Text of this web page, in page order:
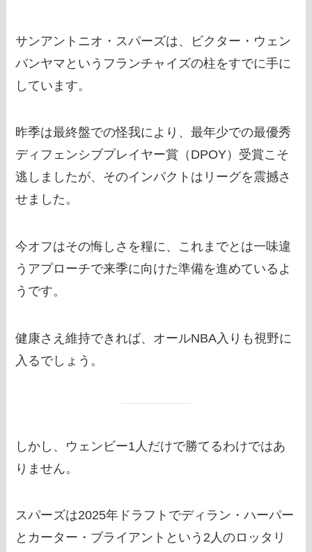
サンアントニオ・スパーズは、ビクター・ウェン
バンヤマというフランチャイズの柱をすでに手に
しています。
昨季は最終盤での怪我により、最年少での最優秀
ディフェンシブプレイヤー賞（DPOY）受賞こそ
逃しましたが、そのインパクトはリーグを震撼さ
せました。
今オフはその悔しさを糧に、これまでとは一味違
うアプローチで来季に向けた準備を進めているよ
うです。
健康さえ維持できれば、オールNBA入りも視野に
入るでしょう。
しかし、ウェンビー1人だけで勝てるわけではあ
りません。
スパーズは2025年ドラフトでディラン・ハーパー
とカーター・ブライアントという2人のロッタリ